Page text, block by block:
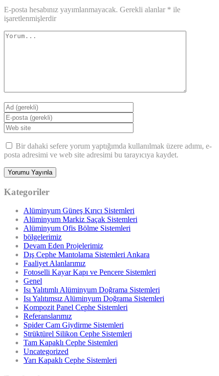
E-posta hesabınız yayımlanmayacak. Gerekli alanlar * ile
işaretlenmişlerdir
Bir dahaki sefere yorum yaptığımda kullanılmak üzere adımı, e-
posta adresimi ve web site adresimi bu tarayıcıya kaydet.
Kategoriler
Alüminyum Güneş Kırıcı Sistemleri
Alüminyum Markiz Saçak Sistemleri
Alüminyum Ofis Bölme Sistemleri
bölgelerimiz
Devam Eden Projelerimiz
Dış Cephe Mantolama Sistemleri Ankara
Faaliyet Alanlarımız
Fotoselli Kayar Kapı ve Pencere Sistemleri
Genel
Isı Yalıtımlı Alüminyum Doğrama Sistemleri
Isı Yalıtımsız Alüminyum Doğrama Sistemleri
Kompozit Panel Cephe Sistemleri
Referanslarımız
Spider Cam Giydirme Sistemleri
Strüktürel Silikon Cephe Sistemleri
Tam Kapaklı Cephe Sistemleri
Uncategorized
Yarı Kapaklı Cephe Sistemleri